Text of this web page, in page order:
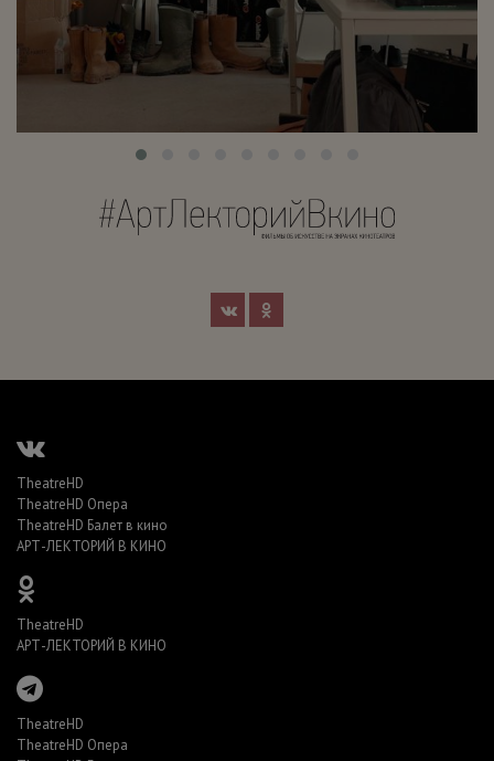
TheatreHD
TheatreHD Опера
TheatreHD Балет в кино
АРТ-ЛЕКТОРИЙ В КИНО
TheatreHD
АРТ-ЛЕКТОРИЙ В КИНО
TheatreHD
TheatreHD Опера